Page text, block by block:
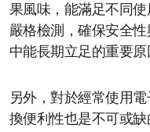
果風味，能滿足不同
嚴格檢測，確保安全
中能長期立足的重要原
另外，對於經常使用電
換便利性也是不可或